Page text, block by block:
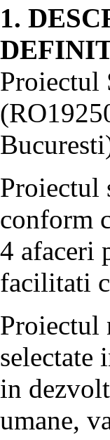
1.
Proiectul
Proiectul
conform
4 afaceri
facilitati
Proiectul
selectate
in
umane,